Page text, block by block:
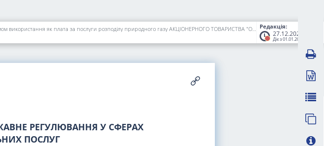
Редакція:
27.12.2022
Діє з 01.01.2023
Про затвердження нормативів розподілу коштів, що надходять на поточні рахунки із спеціальним режимом використання як плата за послуги розподілу природного газу АКЦІОНЕРНОГО ТОВАРИСТВА "ОПЕРАТОР ГАЗОРОЗПОДІЛЬНОЇ СИСТЕМИ "ХМЕЛЬНИЦЬКГАЗ"
РЕГУЛЮВАННЯ У СФЕРАХ
ПОСЛУГ